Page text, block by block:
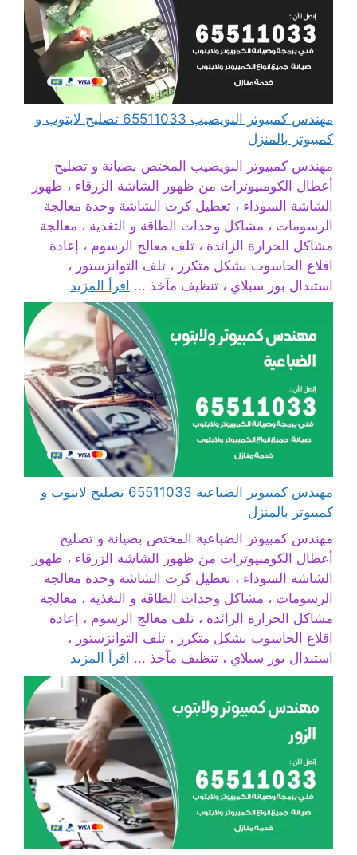
مهندس كمبيوتر النويصيب 65511033 تصليح لابتوب و
كمبيوتر بالمنزل
مهندس كمبيوتر النويصيب المختص بصيانة و تصليح
أعطال الكومبيوترات من ظهور الشاشة الزرقاء ، ظهور
الشاشة السوداء ، تعطيل كرت الشاشة وحدة معالجة
الرسومات ، مشاكل وحدات الطاقة و التغذية ، معالجة
مشاكل الحرارة الزائدة ، تلف معالج الرسوم ، إعادة
اقلاع الحاسوب بشكل متكرر ، تلف التوانزستور ،
استبدال بور سبلاي ، تنظيف مآخذ ... اقرأ المزيد
مهندس كمبيوتر الضباعية 65511033 تصليح لابتوب و
كمبيوتر بالمنزل
مهندس كمبيوتر الضباعية المختص بصيانة و تصليح
أعطال الكومبيوترات من ظهور الشاشة الزرقاء ، ظهور
الشاشة السوداء ، تعطيل كرت الشاشة وحدة معالجة
الرسومات ، مشاكل وحدات الطاقة و التغذية ، معالجة
مشاكل الحرارة الزائدة ، تلف معالج الرسوم ، إعادة
اقلاع الحاسوب بشكل متكرر ، تلف التوانزستور ،
استبدال بور سبلاي ، تنظيف مآخذ ... اقرأ المزيد